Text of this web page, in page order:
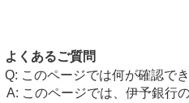
よくあるご質問
このページでは何が確認で
このページでは、伊予銀行